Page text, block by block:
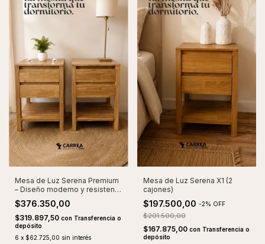
Mesa de Luz Serena Premium
– Diseño moderno y resistente
Set x2
$376.350,00
$319.897,50 con Transferencia o
depósito
6 x $62.725,00 sin interés
Mesa de Luz Serena X1 (2
cajones)
$197.500,00 -2% OFF
$201.500,00
$167.875,00 con Transferencia o
depósito